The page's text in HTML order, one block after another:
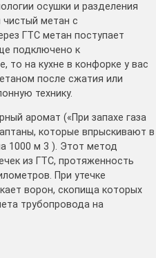
осушки и разделения
чистый метан с
ГТС метан поступает
подключено к
то на кухне в конфорке у вас
после сжатия или
технику.
аромат («При запахе газа
которые впрыскивают в
1000 м 3 ). Этот метод
из ГТС, протяженность
При утечке
ворон, скопища которых
трубопровода на